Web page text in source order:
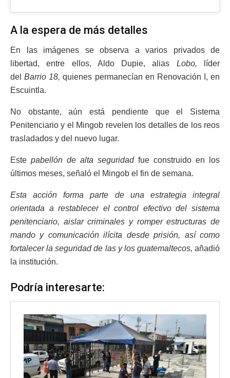
A la espera de más detalles
En las imágenes se observa a varios privados de
libertad, entre ellos, Aldo Dupie, alias Lobo, líder
delBarrio 18, quienes permanecían en Renovación I, en
Escuintla.
No obstante, aún está pendiente que el Sistema
Penitenciario y el Mingob revelen los detalles de los reos
trasladados y del nuevo lugar.
Este pabellón de alta seguridadfue construido en los
últimos meses, señaló el Mingob el fin de semana.
Esta acción forma parte de una estrategia integral
orientada a restablecer el control efectivo del sistema
penitenciario, aislar criminales y romper estructuras de
mando y comunicación ilícita desde prisión, así como
fortalecer la seguridad de las y los guatemaltecos, añadió
la institución.
Podría interesarte: